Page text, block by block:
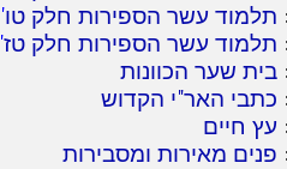
תלמוד עשר הספירות חלק טו'
תלמוד עשר הספירות חלק טז'
בית שער הכוונות
כתבי האר"י הקדוש
עץ חיים
פנים מאירות ומסבירות